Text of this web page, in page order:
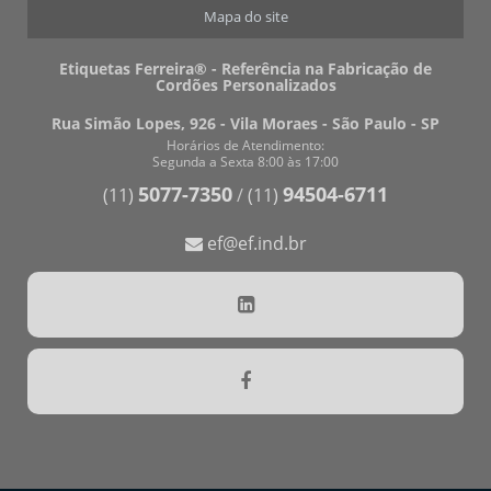
FÁBRICA DE TIRANTE DE CELULAR EM SP
Mapa do site
Etiquetas Ferreira® - Referência na Fabricação de
Cordões Personalizados
Rua Simão Lopes, 926 - Vila Moraes - São Paulo - SP
Horários de Atendimento:
Segunda a Sexta 8:00 às 17:00
(11) 5077-7350/(11) 94504-6711
ef@ef.ind.br